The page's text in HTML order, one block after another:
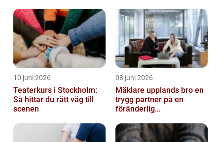
10 juni 2026
Teaterkurs i Stockholm:
Så hittar du rätt väg till
scenen
08 juni 2026
Mäklare upplands bro en
trygg partner på en
föränderlig